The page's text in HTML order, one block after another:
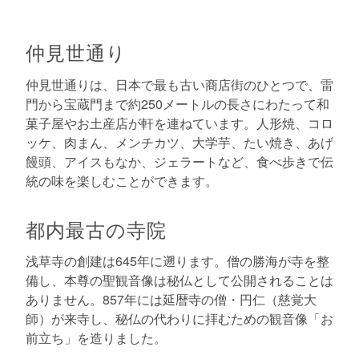
仲見世通り
仲見世通りは、日本で最も古い商店街のひとつで、雷
門から宝蔵門まで約250メートルの長さにわたって和
菓子屋やお土産店が軒を連ねています。人形焼、コロ
ッケ、肉まん、メンチカツ、大学芋、たい焼き、あげ
饅頭、アイスもなか、ジェラートなど、食べ歩きで伝
統の味を楽しむことができます。
都内最古の寺院
浅草寺の創建は645年に遡ります。僧の勝海が寺を整
備し、本尊の聖観音像は秘仏として公開されることは
ありません。857年には延暦寺の僧・円仁（慈覚大
師）が来寺し、秘仏の代わりに拝むための観音像「お
前立ち」を造りました。